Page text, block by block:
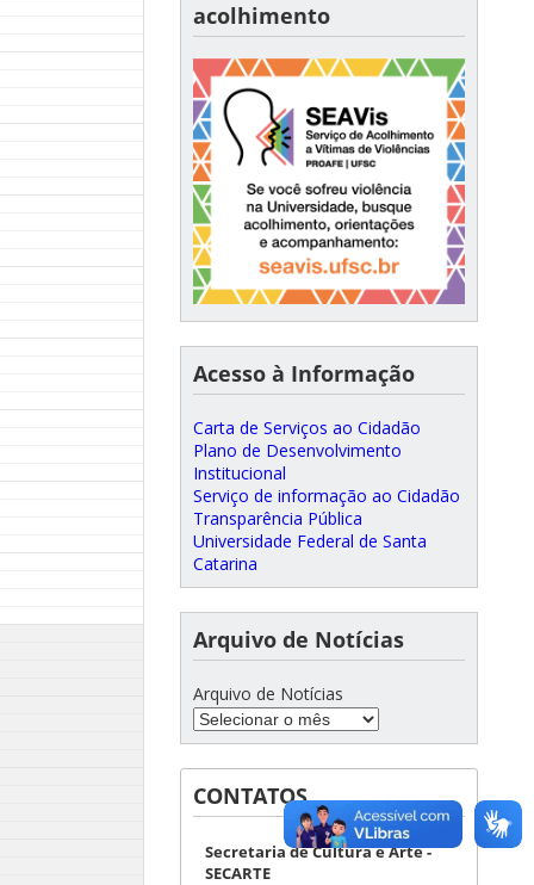
acolhimento
Acesso à Informação
Carta de Serviços ao Cidadão
Plano de Desenvolvimento
Institucional
Serviço de informação ao Cidadão
Transparência Pública
Universidade Federal de Santa
Catarina
Arquivo de Notícias
Arquivo de Notícias
CONTATOS
Secretaria de Cultura e Arte -
SECARTE